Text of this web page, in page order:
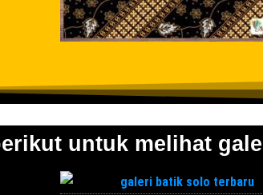
untuk melihat